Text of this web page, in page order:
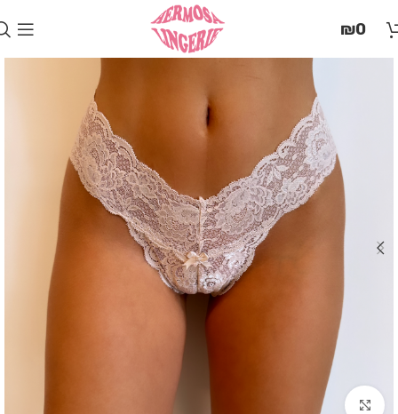
זֶה
תַּפְרִיט
₪0
Click to enlarge